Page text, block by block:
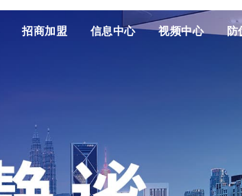
招商加盟 信息中心 视频中心 防